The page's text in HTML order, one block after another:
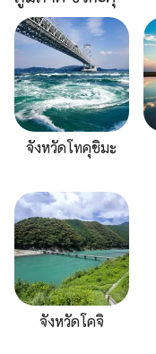
จังหวัดโทคุชิมะ
จังหวัดโคจิ